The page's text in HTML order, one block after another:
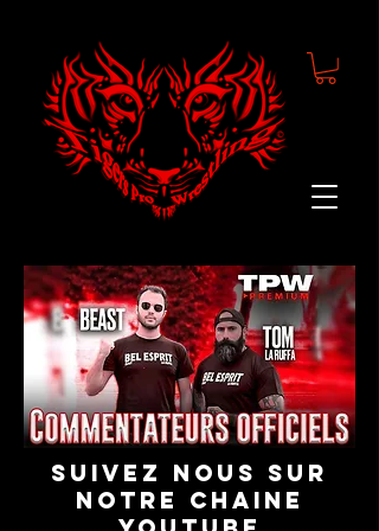
suivez nous sur
notre chaine